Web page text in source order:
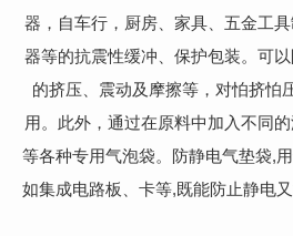
器，自车行，厨房、家具、五金工
器等的抗震性缓冲、保护包装。可
的挤压、震动及摩擦等，对怕挤怕
用。此外，通过在原料中加入不同
等各种专用气泡袋。防静电气垫袋,
如集成电路板、卡等,既能防止静电